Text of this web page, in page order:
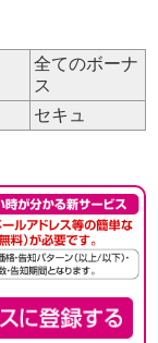
全てのボーナ
ス
セキュ